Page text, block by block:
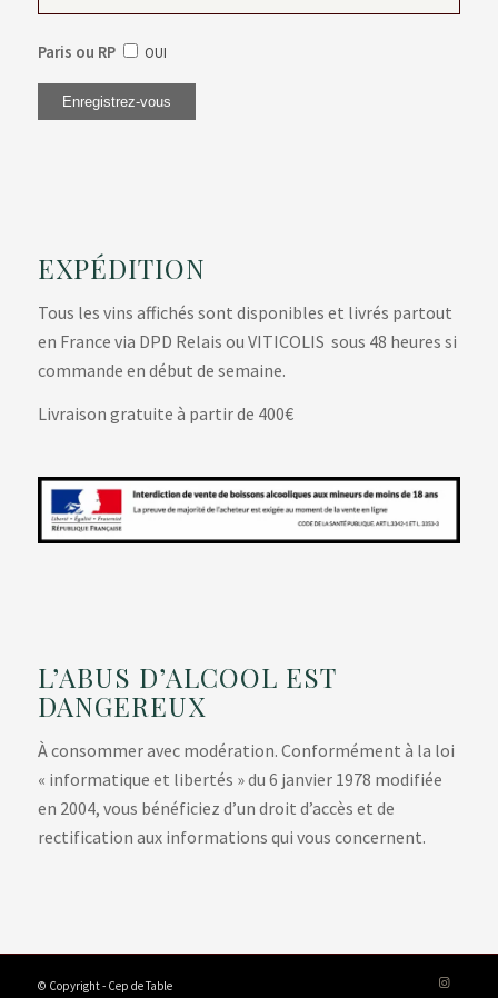
Paris ou RP OUI
EXPÉDITION
Tous les vins affichés sont disponibles et livrés partout
en France via DPD Relais ou VITICOLIS sous 48 heures si
commande en début de semaine.
Livraison gratuite à partir de 400€
L’ABUS D’ALCOOL EST
DANGEREUX
À consommer avec modération. Conformément à la loi
« informatique et libertés » du 6 janvier 1978 modifiée
en 2004, vous bénéficiez d’un droit d’accès et de
rectification aux informations qui vous concernent.
© Copyright - Cep de Table